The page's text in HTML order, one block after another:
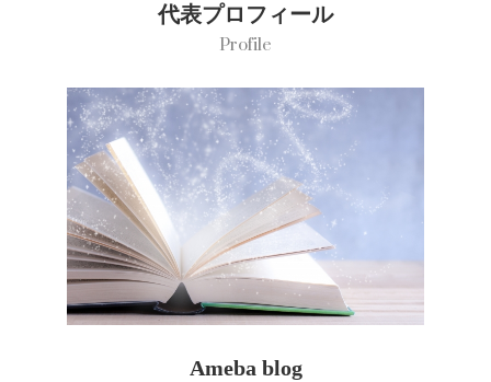
代表プロフィール
Profile
Ameba blog